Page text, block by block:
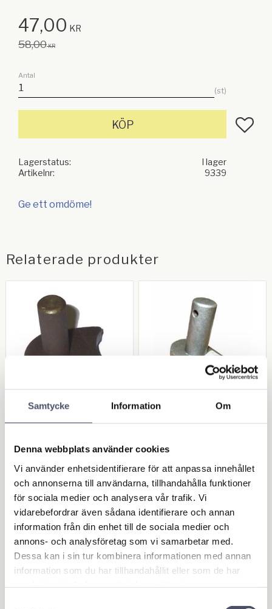
Samtycke Information Om
Denna webbplats använder cookies
Vi använder enhetsidentifierare för att anpassa innehållet
och annonserna till användarna, tillhandahålla funktioner
för sociala medier och analysera vår trafik. Vi
vidarebefordrar även sådana identifierare och annan
information från din enhet till de sociala medier och
annons- och analysföretag som vi samarbetar med.
Dessa kan i sin tur kombinera informationen med annan
information som du har tillhandahållit eller som de har
Nedsatt pris:
47,00 KR
Ordinarie pris:
58,00KR
Antal
st
KÖP Lägg
Lagerstatus
I lager
Artikelnr
9339
Ge ett omdöme!
Relaterade produkter
Hake till grind 23m
Hake till grind som svetsas
fast. Svängd bas. Tappens
diameter: 23 mm
65,00KR
Lägg till i favoriter
Hake till grind 23m
Hake till grind som svetsas
diameter: 23 mm
55,00KR